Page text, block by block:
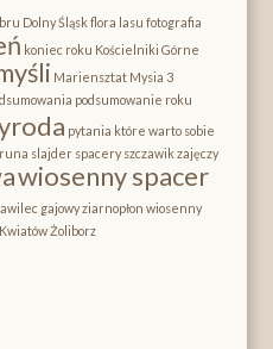
Dolny Śląsk flora lasu fotografia
koniec roku Kościelniki Górne
Mariensztat Mysia 3
podsumowanie roku
pytania które warto sobie
slajder spaceryszczawik zajęczy
wiosenny spacer
gajowyziarnopłon wiosenny
Żoliborz